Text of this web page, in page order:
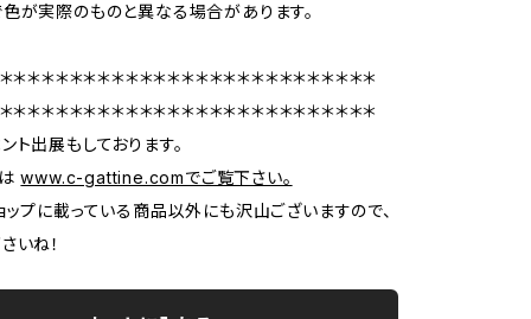
が実際のものと異なる場合があります。
＊＊＊＊＊＊＊＊＊＊＊＊＊＊＊＊＊＊＊＊＊＊＊＊＊＊
＊＊＊＊＊＊＊＊＊＊＊＊＊＊＊＊＊＊＊＊＊＊＊＊＊＊
ト出展もしております。
はwww.c-gattine.comでご覧下さい。
ップに載っている商品以外にも沢山ございますので、
いね！